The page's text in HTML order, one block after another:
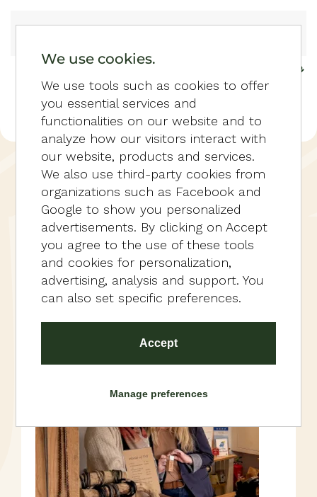
HOME
JOBS
REZEPTIONSMITARBEITER*IN FÜR
ABENDSTUNDEN UND WOCHENENDEN
Rezeptionsmitarbeiter*in für
Abendstunden und
Wochenenden
We use cookies.
We use tools such as cookies to offer
you essential services and
functionalities on our website and to
analyze how our visitors interact with
our website, products and services.
We also use third-party cookies from
organizations such as Facebook and
Google to show you personalized
advertisements. By clicking on Accept
you agree to the use of these tools
and cookies for personalization,
advertising, analysis and support. You
can also set specific preferences.
Accept
Manage preferences